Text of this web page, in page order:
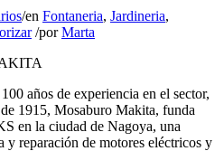
/en Fontaneria, Jardineria,
/porMarta
años de experiencia en el sector,
1915, Mosaburo Makita, funda
en la ciudad de Nagoya, una
y reparación de motores eléctricos y